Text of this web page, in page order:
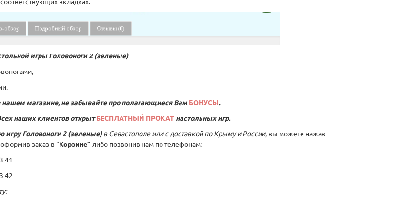
игры Головоноги 2 (зеленые)
нашем магазине, не забывайте про полагающиеся Вам БОНУСЫ.
наших клиентов открыт БЕСПЛАТНЫЙ ПРОКАТ настольных игр.
игру Головоноги 2 (зеленые) в Севастополе или с доставкой по Крыму и России, вы можете нажав
заказ в "Корзине" либо позвонив нам по телефонам:
41
42